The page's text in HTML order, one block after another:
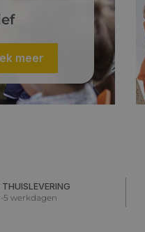
meer
5 werkdagen